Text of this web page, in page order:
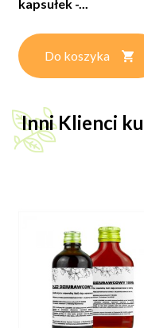
kapsułek -...
Do koszyka
Inni Klienci